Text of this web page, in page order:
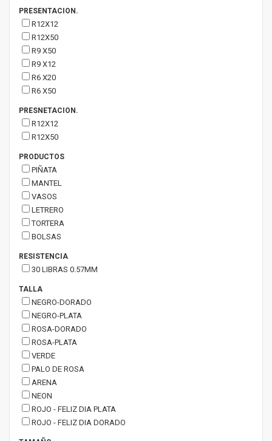
PRESENTACION.
R12X12
R12X50
R9 X50
R9 X12
R6 X20
R6 X50
PRESNETACION.
R12X12
R12X50
PRODUCTOS
PIÑATA
MANTEL
VASOS
LETRERO
TORTERA
BOLSAS
RESISTENCIA
30 LIBRAS 0.57MM
TALLA
NEGRO-DORADO
NEGRO-PLATA
ROSA-DORADO
ROSA-PLATA
VERDE
PALO DE ROSA
ARENA
NEON
ROJO - FELIZ DIA PLATA
ROJO - FELIZ DIA DORADO